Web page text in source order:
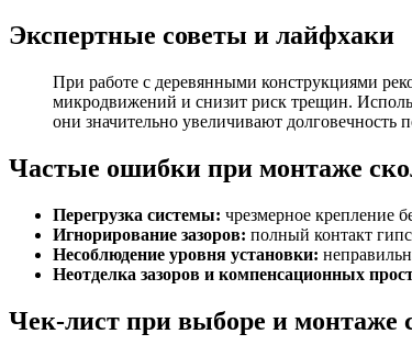
Экспертные советы и лайфхаки
При работе с деревянными конструкциями
микродвижений и снизит риск трещин.
они значительно увеличивают долговечность
Частые ошибки при монтаже
Перегрузка системы: чрезмерное крепление
Игнорирование зазоров: полный контакт
Несоблюдение уровня установки:
Неотделка зазоров и компенсационных
Чек-лист при выборе и монтаже